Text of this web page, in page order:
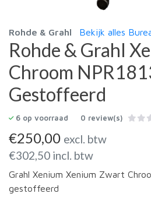
Rohde & Grahl Bekijk alles
Rohde & Grahl
Chroom
Gestoffeerd
6 op voorraad 0 review(s)
€250,00 excl. btw
€302,50 incl. btw
Grahl Xenium Xenium Zwart
gestoffeerd